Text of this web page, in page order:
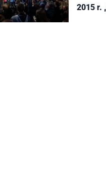
2015 r.